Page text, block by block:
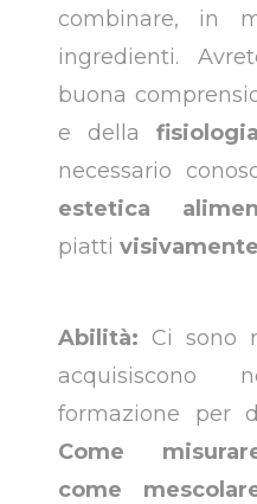
combinare, in
ingredienti.
buona
e della
necessario
estetica
piatti
Abilità: Ci sono
acquisiscono
formazione per
Come
come